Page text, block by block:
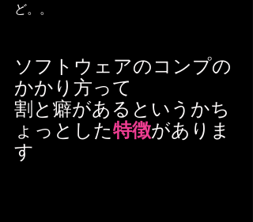
ど。。
ソフトウェアのコンプの
かかり方って
割と癖があるというかち
ょっとした特徴がありま
す